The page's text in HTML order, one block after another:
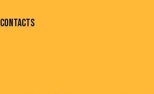
CONTACTS